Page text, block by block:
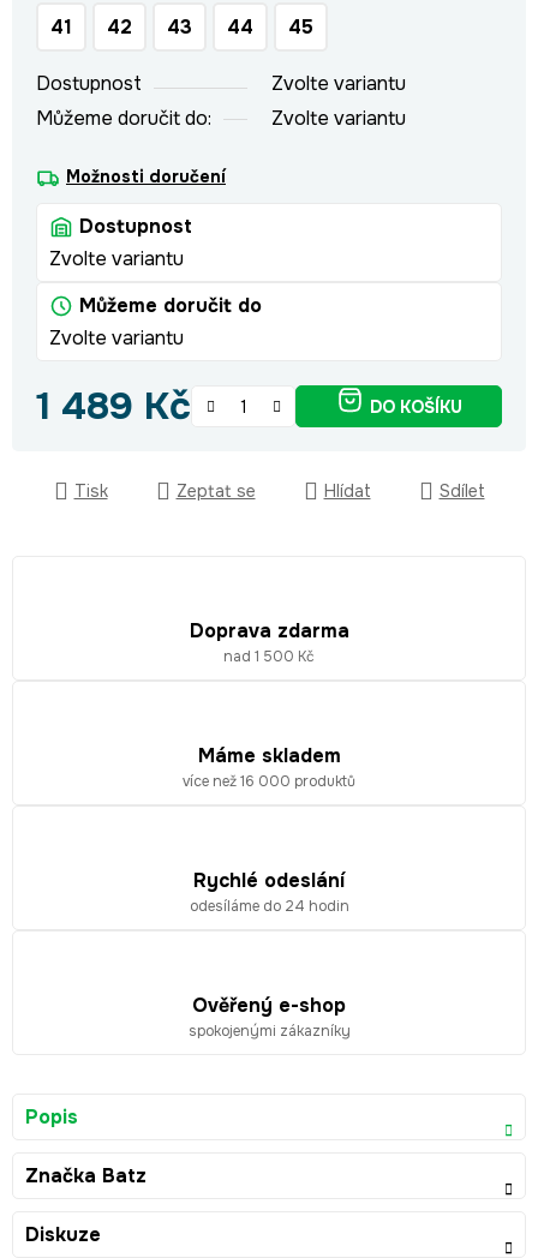
41 42 43 44 45
Dostupnost
Zvolte variantu
Můžeme doručit do:
Zvolte variantu
Možnosti doručení
Dostupnost
Zvolte variantu
Můžeme doručit do
Zvolte variantu
1 489 Kč DO KOŠÍKU
Tisk Zeptat se Hlídat Sdílet
Doprava zdarma
nad 1 500 Kč
Máme skladem
více než 16 000 produktů
Rychlé odeslání
odesíláme do 24 hodin
Ověřený e-shop
spokojenými zákazníky
Popis
Značka Batz
Diskuze